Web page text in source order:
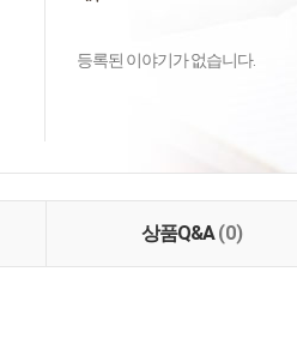
등록된 이야기가 없습니다.
상품Q&A(0)